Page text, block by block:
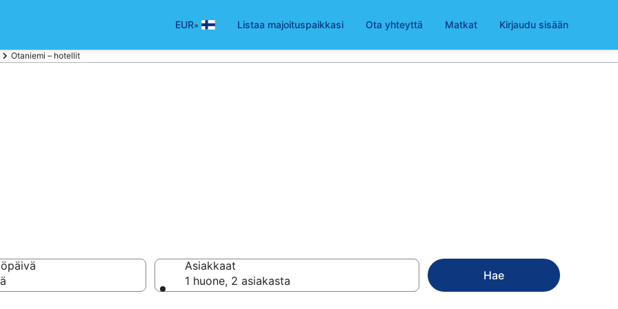
EUR• Listaa majoituspaikkasi Ota yhteyttä Matkat Kirjaudu sisään
Otaniemi – hotellit
Asiakkaat
1 huone, 2 asiakasta
Hae